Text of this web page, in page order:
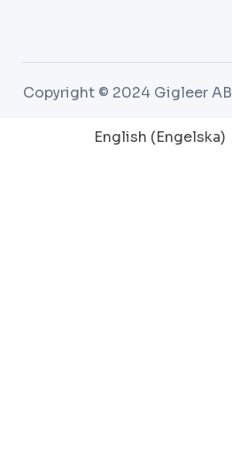
Copyright © 2024 Gigleer
English (Engelska)